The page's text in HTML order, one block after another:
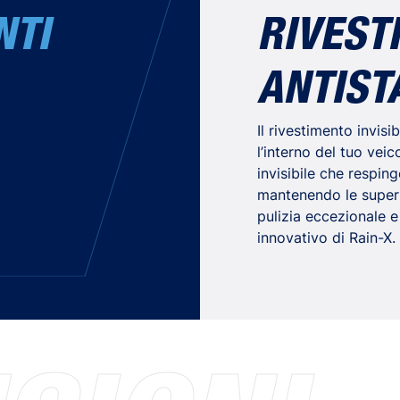
Il rivestimento
l’interno del tuo
invisibile che
mantenendo le
pulizia eccezionale
innovativo di Rain-X.